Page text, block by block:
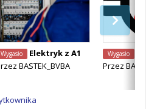
Wygasło
Elektryk z A1
BASTEK_BVBA
Wygasło
Przez